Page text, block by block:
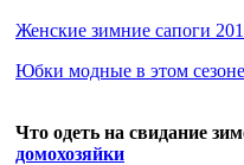
Женские зимние сапоги
Юбки модные в этом
Что одеть на свидание
домохозяйки